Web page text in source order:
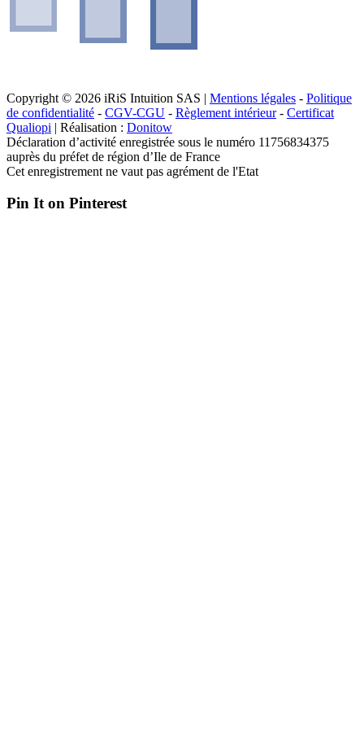
Copyright © 2026 iRiS Intuition SAS | Mentions légales - Politique
de confidentialité - CGV-CGU - Règlement intérieur- Certificat
Qualiopi | Réalisation : Donitow
Déclaration d’activité enregistrée sous le numéro 11756834375
auprès du préfet de région d’Ile de France
Cet enregistrement ne vaut pas agrément de l'Etat
Pin It on Pinterest